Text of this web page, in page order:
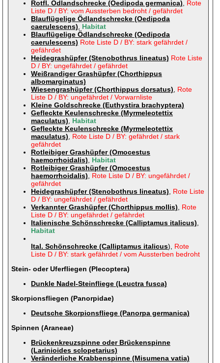
Rotfl. Ödlandschrecke (Oedipoda germanica)
Rote
Liste D / BY: vom Aussterben bedroht / gefährdet
Blauflügelige Ödlandschrecke (Oedipoda
caerulescens)
Habitat
Blauflügelige Ödlandschrecke (Oedipoda
caerulescens) Rote Liste D / BY: stark gefährdet /
gefährdet
Heidegrashüpfer (Stenobothrus lineatus) Rote Liste
D / BY: ungefährdet / gefährdet
Weißrandiger Grashüpfer (Chorthippus
albomarginatus)
Wiesengrashüpfer (Chorthippus dorsatus)
Rote
Liste D / BY: ungefährdet / Vorwarnliste
Kleine Goldschrecke (Euthystira brachyptera)
Gefleckte Keulenschrecke (Myrmeleotettix
maculatus)
Habitat
Gefleckte Keulenschrecke (Myrmeleotettix
maculatus)
Rote Liste D / BY: gefährdet / stark
gefährdet
Rotleibiger Grashüpfer (Omocestus
haemorrhoidalis)
Habitat
Rotleibiger Grashüpfer (Omocestus
haemorrhoidalis)
Rote Liste D / BY: ungefährdet /
gefährdet
Heidegrashüpfer (Stenobothrus lineatus)
Rote Liste
D / BY: ungefährdet / gefährdet
Verkannter Grashüpfer (Chorthippus mollis)
Rote
Liste D / BY: ungefährdet / gefährdet
Italienische Schönschrecke (Calliptamus italicus)
Habitat
Ital. Schönschrecke (Calliptamus italicus), Rote
Liste D / BY: stark gefährdet / vom Aussterben bedroht
Stein- oder Uferfliegen (Plecoptera)
Dunkle Nadel-Steinfliege (Leuctra fusca)
Skorpionsfliegen (Panorpidae)
Deutsche Skorpionsfliege (Panorpa germanica)
Spinnen (Araneae)
Brückenkreuzspinne oder Brückenspinne
(Larinioides sclopetarius)
Veränderliche Krabbenspinne (Misumena vatia)